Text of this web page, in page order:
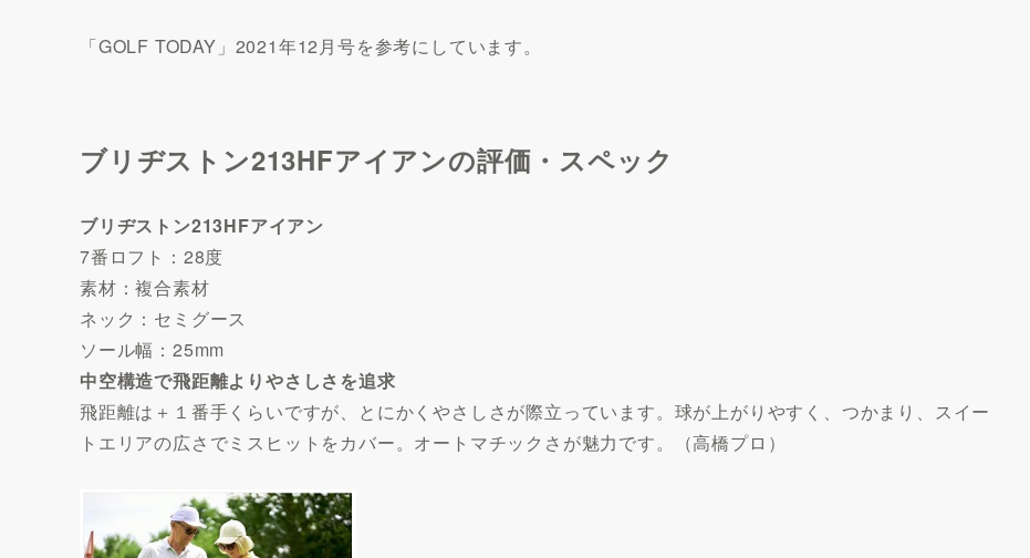
「GOLF TODAY」2021年12月号を参考にしています。
ブリヂストン213HFアイアンの評価・スペック
ブリヂストン213HFアイアン
7番ロフト：28度
素材：複合素材
ネック：セミグース
ソール幅：25mm
中空構造で飛距離よりやさしさを追求
飛距離は＋１番手くらいですが、とにかくやさしさが際立っています。球が上がりやすく、つかまり、スイー
トエリアの広さでミスヒットをカバー。オートマチックさが魅力です。（高橋プロ）